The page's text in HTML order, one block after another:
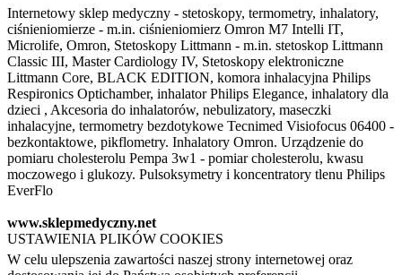
Internetowy sklep medyczny - stetoskopy, termometry, inhalatory,
ciśnieniomierze - m.in. ciśnieniomierz Omron M7 Intelli IT,
Microlife, Omron, Stetoskopy Littmann - m.in. stetoskop Littmann
Classic III, Master Cardiology IV, Stetoskopy elektroniczne
Littmann Core, BLACK EDITION, komora inhalacyjna Philips
Respironics Optichamber, inhalator Philips Elegance, inhalatory dla
dzieci , Akcesoria do inhalatorów, nebulizatory, maseczki
inhalacyjne, termometry bezdotykowe Tecnimed Visiofocus 06400 -
bezkontaktowe, pikflometry. Inhalatory Omron. Urządzenie do
pomiaru cholesterolu Pempa 3w1 - pomiar cholesterolu, kwasu
moczowego i glukozy. Pulsoksymetry i koncentratory tlenu Philips
EverFlo
www.sklepmedyczny.net
USTAWIENIA PLIKÓW COOKIES
W celu ulepszenia zawartości naszej strony internetowej oraz